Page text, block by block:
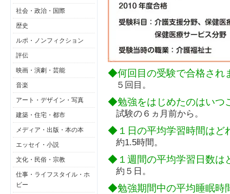
社会・政治・国際
歴史
ルポ・ノンフィクション
評伝
映画・演劇・芸能
音楽
アート・デザイン・写真
建築・住宅・都市
メディア・出版・本の本
エッセイ・小説
文化・民俗・宗教
仕事・ライフスタイル・ホ
ビー
◆何回目の受験で合格され
５回目。
◆勉強をはじめたのはいつ
試験の６ヵ月前から。
◆１日の平均学習時間はど
約1.5時間。
◆１週間の平均学習日数は
約５日。
◆勉強期間中の平均睡眠時